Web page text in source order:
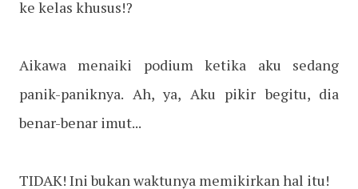
ke kelas khusus!?
Aikawa menaiki podium ketika aku sedang
panik-paniknya. Ah, ya, Aku pikir begitu, dia
benar-benar imut...
TIDAK! Ini bukan waktunya memikirkan hal itu!